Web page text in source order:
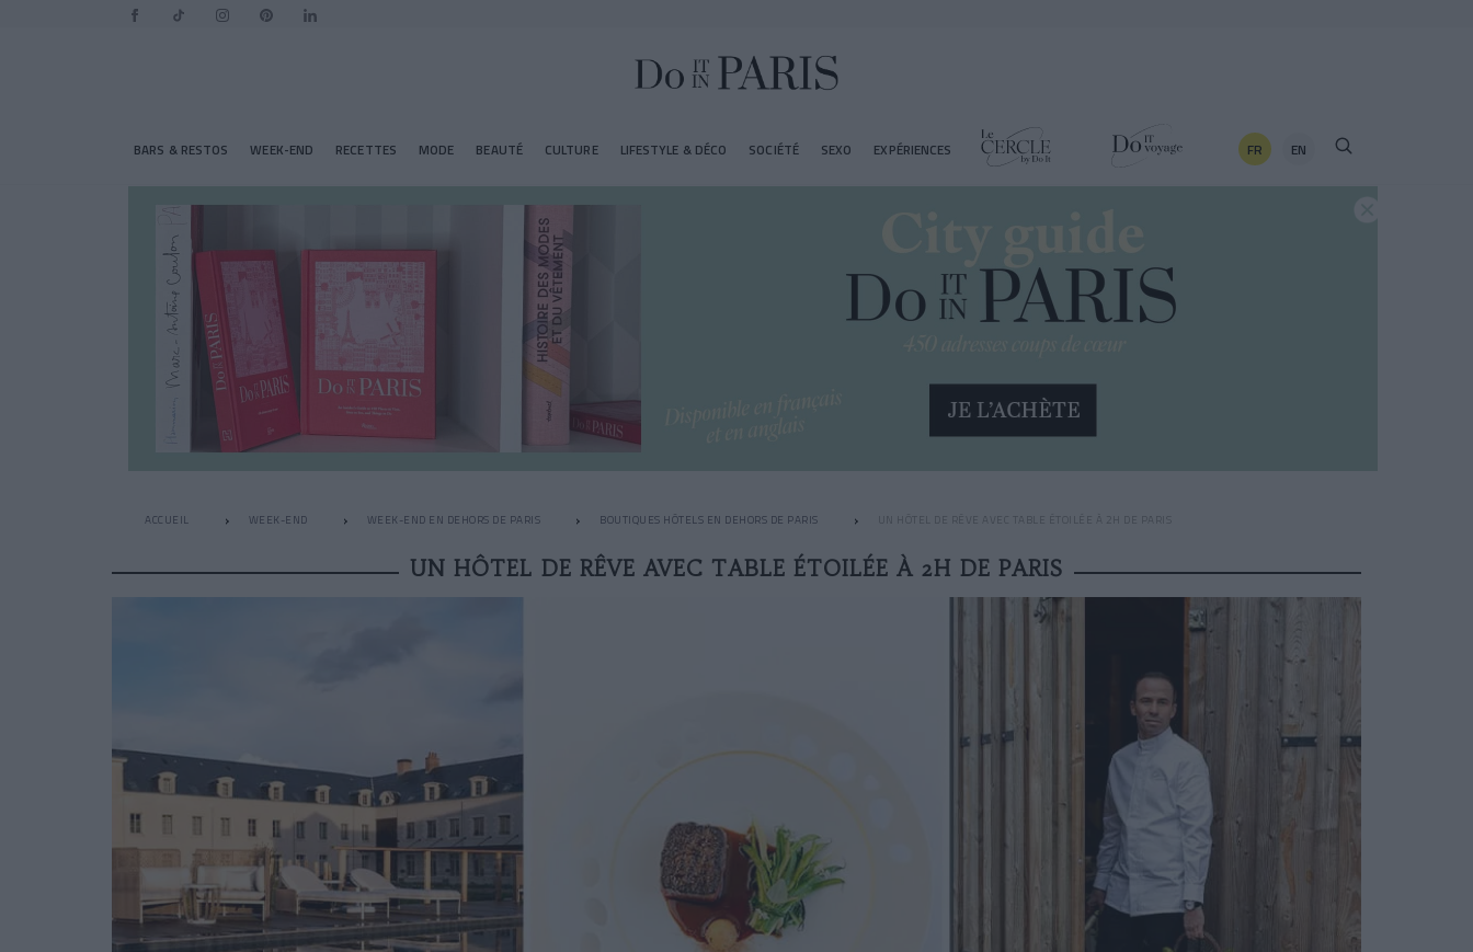
BARS & RESTOS WEEK-END RECETTES MODE BEAUTÉ CULTURE LIFESTYLE & DÉCO SOCIÉTÉ SEXO EXPÉRIENCES FR EN
ACCUEIL WEEK-END WEEK-END EN DEHORS DE PARIS BOUTIQUES HÔTELS EN DEHORS DE PARIS UN HÔTEL DE RÊVE AVEC TABLE ÉTOILÉE À 2H DE PARIS
UN HÔTEL DE RÊVE AVEC TABLE ÉTOILÉE À 2H DE PARIS